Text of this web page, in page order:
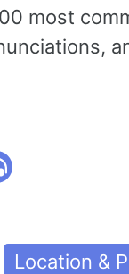
most
Location &